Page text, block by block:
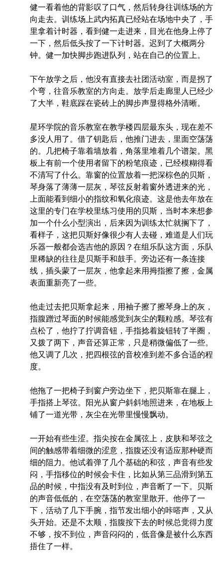
健一看着他的背影叹了口气，然后转身往训练场的方
向走去。训练场上武内拓真已经站在场地中央了，手
里拿着计时器，看到健一走进来，目光在他身上停了
一下，然后低头按了一下计时器。迟到了大概两分
钟。健一加快脚步跑进队列，站在自己的位置上。
下午放学之后，他没有直接去社团活动室，而是拐了
个弯，往音乐教室的方向走。放学后走廊里人已经少
了大半，鞋底踩在瓷砖上的脚步声显得格外清晰。
星环学院的音乐教室在教学楼四层最东头，现在差不
多没人用了。借了钥匙后，他推门进去，里面空荡荡
的。几把椅子靠着墙放着，角落里堆着几个谱架。黑
板上有前一个使用者留下的粉笔痕迹，已经模糊得看
不清写了什么。靠窗的位置放着一把深棕色的贝斯，
琴身落了薄薄一层灰，琴弦反射着窗外透进来的光，
上面能看到细小的指纹和氧化痕迹。这是他去年放在
这里的专门在学校里练习使用的贝斯，当时本来想参
加一个什么小型演出，后来因为训练太忙就搁下了，
看样子，这把贝斯好像很少有人去碰，难道是人们玩
乐器一般都会选吉他的原因？在组乐队这方面，乐队
里稀缺的往往是贝斯手和鼓手。旁边还有一条连接
线，插头蒙了一层灰，他拿起来用拇指擦了擦，金属
表面重新亮了一些。
他走过去把贝斯拿起来，用袖子擦了擦琴身上的灰，
指腹蹭过琴面的时候能感觉到灰尘的颗粒感。琴弦有
点松了，他拧了拧调音钮，手指捻着旋钮转了半圈，
又拨了两下，声音还算正常，只是稍微偏低了一些。
他又调了几次，把四根弦的音校准到差不多合适的程
度。
他拖了一把椅子到窗户旁边坐下，把贝斯靠在腿上，
手指搭上琴弦。阳光从窗户斜斜地照进来，在地板上
铺了一道光带，灰尘在光带里慢慢飘动。
一开始有些生涩。指尖按在金属弦上，皮肤和琴弦之
间的触感带着细微的涩意，指腹还没有适应那种硬而
细的阻力。他试着弹了几个基础的和弦，声音有些发
闷，手指移位的时候会卡住，比如从第三品滑到第五
品的时候，中指没有及时到位，声音断了一下。贝斯
的声音低低的，在空荡荡的教室里散开。他停了一
下，活动了几下手腕，指节发出细小的咔嗒声，又从
头开始。还是不太顺，指腹按下去的时候总觉得力度
不够，按不到位，声音闷闷的，低音像是被什么东西
捂住了一样。